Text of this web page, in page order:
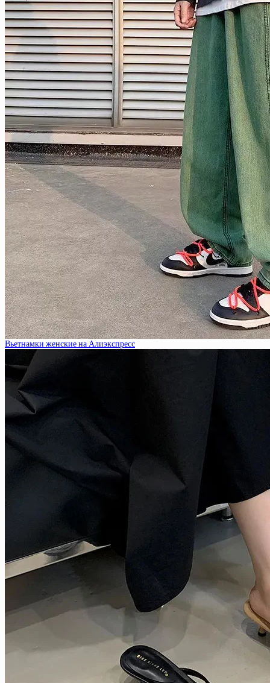
Вьетнамки женские на Алиэкспресс